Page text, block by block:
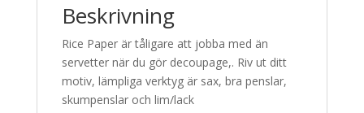
Beskrivning
Rice Paper är tåligare att jobba med än
servetter när du gör decoupage,. Riv ut ditt
motiv, lämpliga verktyg är sax, bra penslar,
skumpenslar och lim/lack